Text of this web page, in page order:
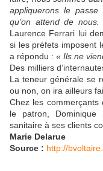
appliquerons le
qu’on attend de
Laurence Ferrari lui
si les préfets imposent
a répondu : « Ils ne
Des milliers
La teneur générale se
ou non, on ira ailleurs
Chez les
le patron, Dominique
sanitaire à ses clients
Marie Delarue
Source : http://